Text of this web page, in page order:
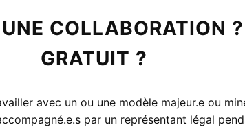
COLLABORATION
GRATUIT ?
avec un ou une modèle majeur.e ou
par un représentant légal